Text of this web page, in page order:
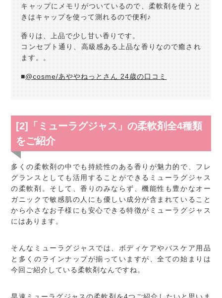
キャップにメモリがついているので、柔軟剤を使うと
きはキャップを使って測れるので便利♪
香りは、上品で少し甘い香りです。
コンセプト通り、高級感ある上品な香りなので癒され
ます。。
■@cosme/あややねっとさん 24歳の口コミ
[2]「ミューラグジャス」の柔軟剤全4種類
をご紹介
多くの柔軟剤の中でも持続性のある香りが魅力的で、フレ
グランスとしても活用することができるミューラグジャス
の柔軟剤。そして、香りのみならず、機能性も豊かなオー
ガニックで敏感肌の人にも優しい成分が含まれていること
から小さなお子様にも安心できる特徴がミューラグジャス
にはあります。
そんなミューラグジャスでは、ボディケアやバスケア用品
と多くのラインナップが揃っていますが、全ての始まりは
今回ご紹介している柔軟剤なんですね。